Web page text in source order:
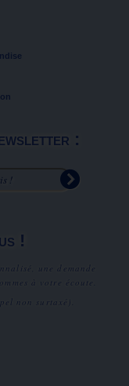
:
!
une demande
à votre écoute.
non surtaxé).